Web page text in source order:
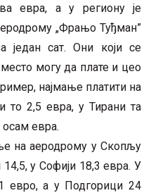
евра, а у региону је
„Фрањо Туђман”
један сат. Они који се
могу да плате и цео
најмање платити на
то 2,5 евра, у Тирани та
осам евра.
на аеродрому у Скопљу
у Софији 18,3 евра. У
евро, а у Подгорици 24